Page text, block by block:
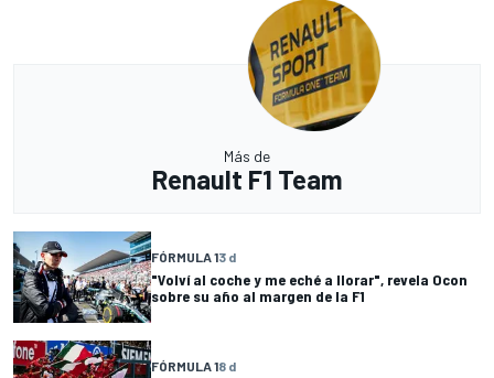
Más de
Renault F1 Team
FÓRMULA 13 d
"Volví al coche y me eché a llorar", revela Ocon
sobre su año al margen de la F1
FÓRMULA 18 d